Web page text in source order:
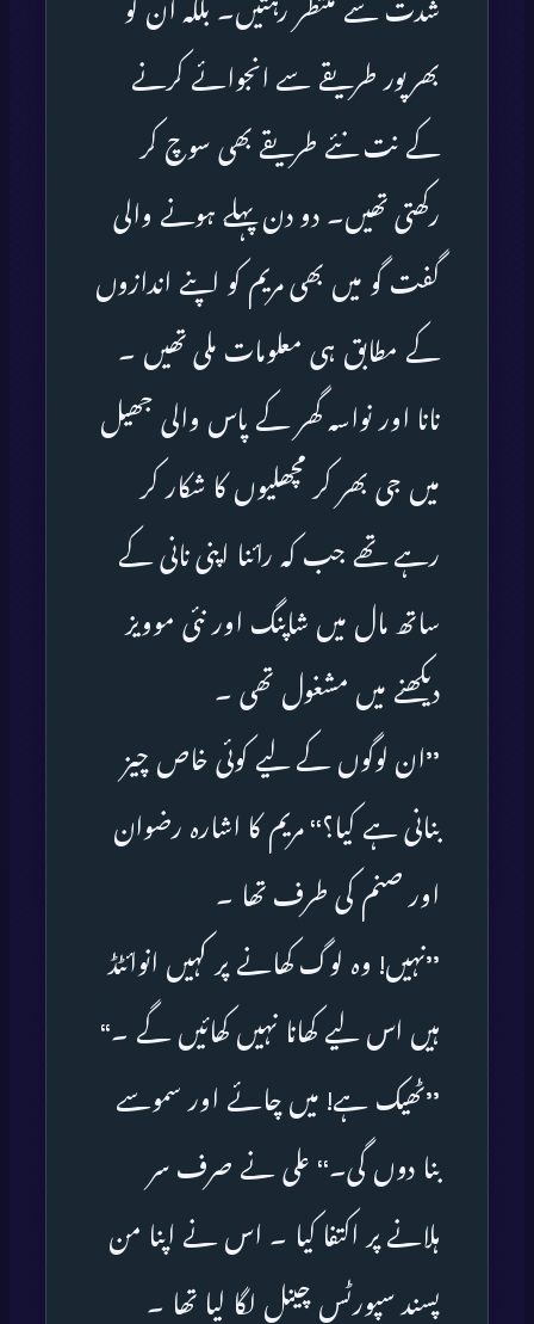
شدت سے منتظر رہتیں۔ بلکہ ان کو
بھرپور طریقے سے انجوائے کرنے
کے نت نئے طریقے بھی سوچ کر
رکھتی تھیں۔ دو دن پہلے ہونے والی
گفت گو میں بھی مریم کو اپنے اندازوں
کے مطابق ہی معلومات ملی تھیں ۔
نانا اور نواسہ گھر کے پاس والی جھیل
میں جی بھر کر مچھلیوں کا شکار کر
رہے تھے جب کہ رائنا اپنی نانی کے
ساتھ مال میں شاپنگ اور نئی موویز
دیکھنے میں مشغول تھی ۔
’’ان لوگوں کے لیے کوئی خاص چیز
بنانی ہے کیا؟‘‘ مریم کا اشارہ رضوان
اور صنم کی طرف تھا ۔
’’نہیں! وہ لوگ کھانے پر کہیں انوائٹڈ
ہیں اس لیے کھانا نہیں کھائیں گے ۔‘‘
’’ٹھیک ہے! میں چائے اور سموسے
بنا دوں گی۔‘‘ علی نے صرف سر
ہلانے پر اکتفا کیا ۔ اس نے اپنا من
پسند سپورٹس چینل لگا لیا تھا ۔